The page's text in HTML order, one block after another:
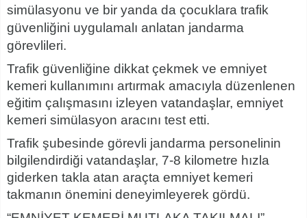
simülasyonu ve bir yanda da çocuklara trafik
güvenliğini uygulamalı anlatan jandarma
görevlileri.
Trafik güvenliğine dikkat çekmek ve emniyet
kemeri kullanımını artırmak amacıyla düzenlenen
eğitim çalışmasını izleyen vatandaşlar, emniyet
kemeri simülasyon aracını test etti.
Trafik şubesinde görevli jandarma personelinin
bilgilendirdiği vatandaşlar, 7-8 kilometre hızla
giderken takla atan araçta emniyet kemeri
takmanın önemini deneyimleyerek gördü.